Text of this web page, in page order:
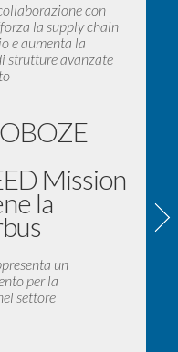
con
la supply chain
e aumenta la
strutture avanzate
Mission
la
un
per la
settore